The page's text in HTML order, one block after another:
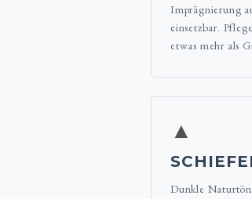
Imprägnierung
einsetzbar.
etwas mehr als
▲
Dunkle